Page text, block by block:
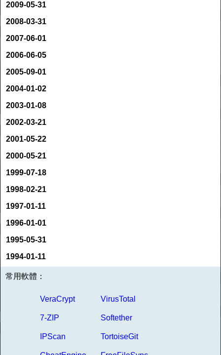
2009-05-31
2008-03-31
2007-06-01
2006-06-05
2005-09-01
2004-01-02
2003-01-08
2002-03-21
2001-05-22
2000-05-21
1999-07-18
1998-02-21
1997-01-11
1996-01-01
1995-05-31
1994-01-11
常用軟體：
VeraCrypt VirusTotal
7-ZIP Softether
IPScan TortoiseGit